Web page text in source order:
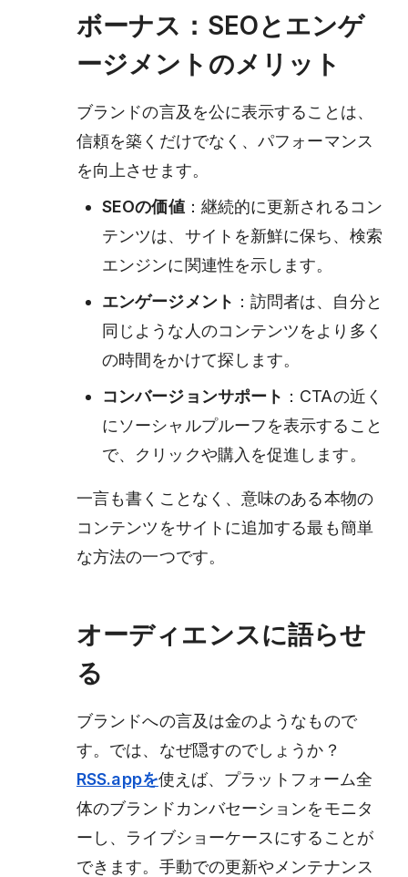
ボーナス：SEOとエンゲ
ージメントのメリット
ブランドの言及を公に表示することは、
信頼を築くだけでなく、パフォーマンス
を向上させます。
SEOの価値：継続的に更新されるコン
テンツは、サイトを新鮮に保ち、検索
エンジンに関連性を示します。
エンゲージメント ：訪問者は、自分と
同じような人のコンテンツをより多く
の時間をかけて探します。
コンバージョンサポート ：CTAの近く
にソーシャルプルーフを表示すること
で、クリックや購入を促進します。
一言も書くことなく、意味のある本物の
コンテンツをサイトに追加する最も簡単
な方法の一つです。
オーディエンスに語らせ
る
ブランドへの言及は金のようなもので
す。では、なぜ隠すのでしょうか？
RSS.appを使えば、プラットフォーム全
体のブランドカンバセーションをモニタ
ーし、ライブショーケースにすることが
できます。手動での更新やメンテナンス